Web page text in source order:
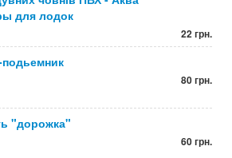
для лодок
22 грн.
80 грн.
"дорожка"
60 грн.